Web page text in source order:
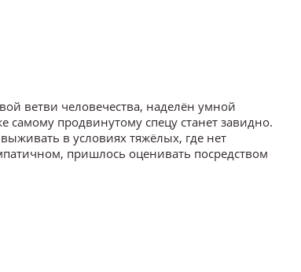
ветви человечества, наделён умной
продвинутому спецу станет завидно.
в условиях тяжёлых, где нет
пришлось оценивать посредством